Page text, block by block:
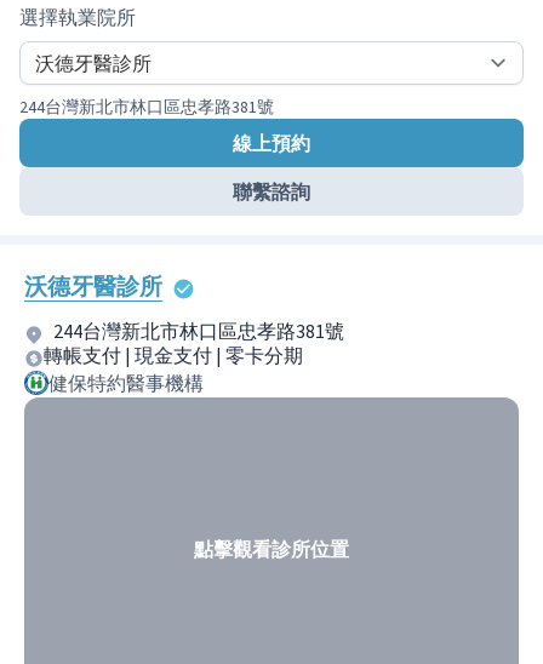
選擇執業院所
244台灣新北市林口區忠孝路381號
線上預約
聯繫諮詢
沃德牙醫診所
244台灣新北市林口區忠孝路381號
轉帳支付 | 現金支付 | 零卡分期
健保特約醫事機構
點擊觀看診所位置